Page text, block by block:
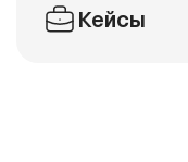
Кейсы